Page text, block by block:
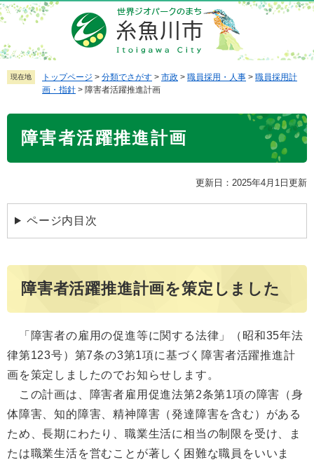
ペ
ー
ジ
の
先
メ
ニ
ュ
ー
を
本
現在地 トップページ > 分類でさがす > 市政 > 職員採用・人事 > 職員採用計
画・指針 > 障害者活躍推進計画
障害者活躍推進計画
更新日：2025年4月1日更新
ページ内目次
障害者活躍推進計画を策定しました
「障害者の雇用の促進等に関する法律」（昭和35年法
律第123号）第7条の3第1項に基づく障害者活躍推進計
画を策定しましたのでお知らせします。
この計画は、障害者雇用促進法第2条第1項の障害（身
体障害、知的障害、精神障害（発達障害を含む）がある
ため、長期にわたり、職業生活に相当の制限を受け、ま
たは職業生活を営むことが著しく困難な職員をいいま